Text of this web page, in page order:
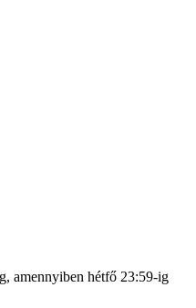
amennyiben hétfő 23:59-ig